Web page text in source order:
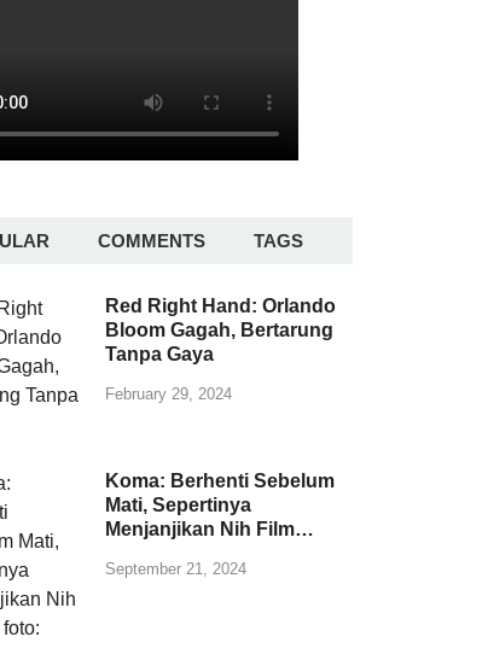
COMMENTS TAGS
Red Right Hand: Orlando
Bloom Gagah, Bertarung
Tanpa Gaya
February 29, 2024
Koma: Berhenti Sebelum
Mati, Sepertinya
Menjanjikan Nih Film…
September 21, 2024